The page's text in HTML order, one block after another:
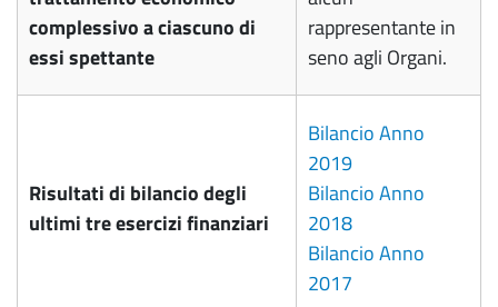
complessivo a ciascuno di
essi spettante
rappresentante in
seno agli Organi.
Risultati di bilancio degli
ultimi tre esercizi finanziari
Bilancio Anno
2019
Bilancio Anno
2018
Bilancio Anno
2017